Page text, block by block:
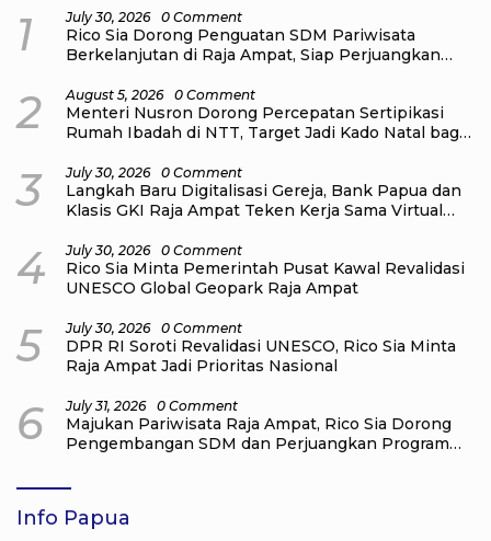
1 July 30, 2026 0 Comment
Rico Sia Dorong Penguatan SDM Pariwisata
Berkelanjutan di Raja Ampat, Siap Perjuangkan
2 August 5, 2026 0 Comment
Menteri Nusron Dorong Percepatan Sertipikasi
Rumah Ibadah di NTT, Target Jadi Kado Natal bagi
3 July 30, 2026 0 Comment
Langkah Baru Digitalisasi Gereja, Bank Papua dan
Klasis GKI Raja Ampat Teken Kerja Sama Virtual
4 July 30, 2026 0 Comment
Rico Sia Minta Pemerintah Pusat Kawal Revalidasi
UNESCO Global Geopark Raja Ampat
5 July 30, 2026 0 Comment
DPR RI Soroti Revalidasi UNESCO, Rico Sia Minta
Raja Ampat Jadi Prioritas Nasional
6 July 31, 2026 0 Comment
Majukan Pariwisata Raja Ampat, Rico Sia Dorong
Pengembangan SDM dan Perjuangkan Program
Info Papua